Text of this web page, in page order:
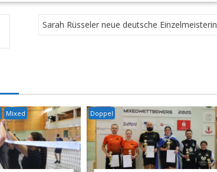
Sarah Rüsseler neue deutsche Einzelmeisterin
Mixed Doppel